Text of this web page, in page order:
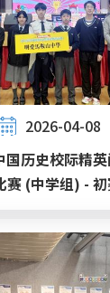
2026-04-08
国历史校际精
赛 (中学组) -